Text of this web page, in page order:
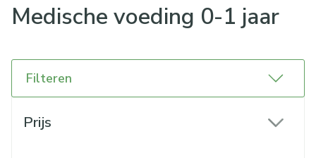
Medische voeding 0-1 jaar
Filteren
Prijs